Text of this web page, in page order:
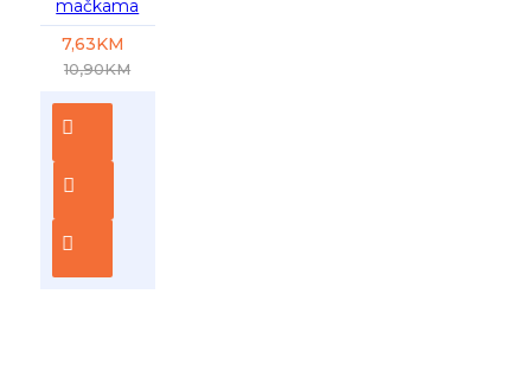
mačkama
7,63KM
10,90KM